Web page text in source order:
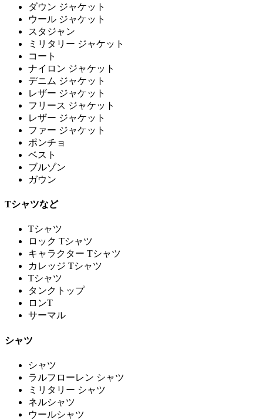
ダウン ジャケット
ウール ジャケット
スタジャン
ミリタリー ジャケット
コート
ナイロン ジャケット
デニム ジャケット
レザー ジャケット
フリース ジャケット
レザー ジャケット
ファー ジャケット
ポンチョ
ベスト
ブルゾン
ガウン
Tシャツなど
Tシャツ
ロック Tシャツ
キャラクター Tシャツ
カレッジ Tシャツ
Tシャツ
タンクトップ
ロンT
サーマル
シャツ
シャツ
ラルフローレン シャツ
ミリタリー シャツ
ネルシャツ
ウールシャツ